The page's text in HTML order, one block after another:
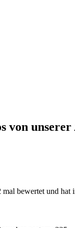
von
bewertet und hat